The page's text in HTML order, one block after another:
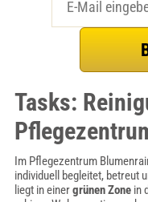
Tasks:
Im Pflegezentrum
individuell begleitet, betreut
liegt in einergrünen Zonein